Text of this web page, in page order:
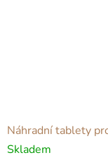
Náhradní tablety
Skladem